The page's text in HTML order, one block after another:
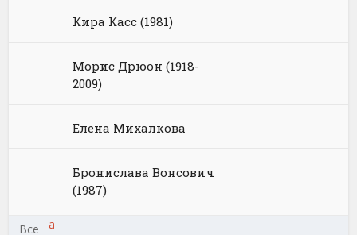
Кира Касс (1981)
Морис Дрюон (1918-
2009)
Елена Михалкова
Бронислава Вонсович
(1987)
Все
а